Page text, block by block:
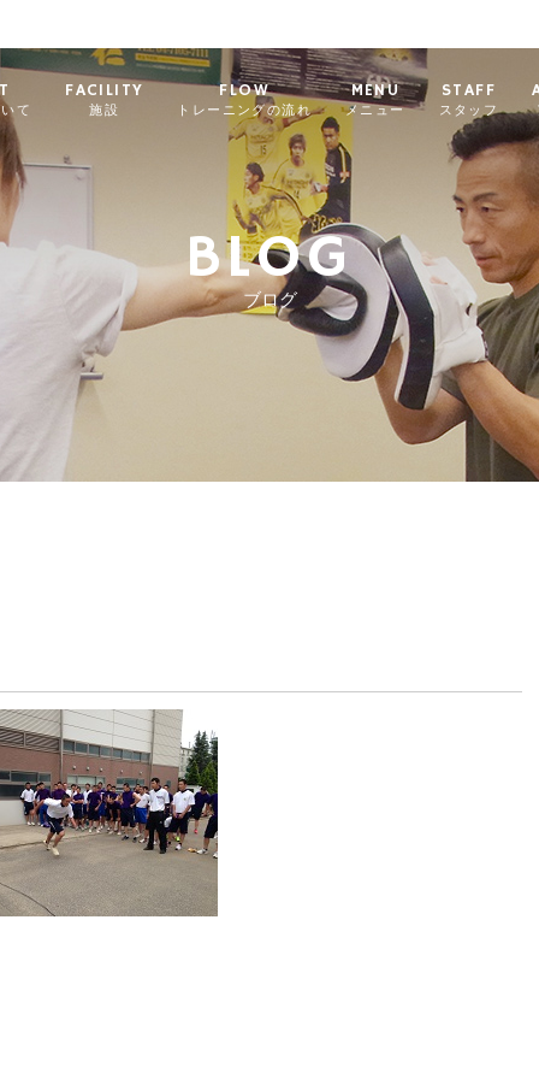
て
FACILITY
施設
FLOW
トレーニングの流れ
MENU
メニュー
STAFF
スタッフ
BLOG
ブログ